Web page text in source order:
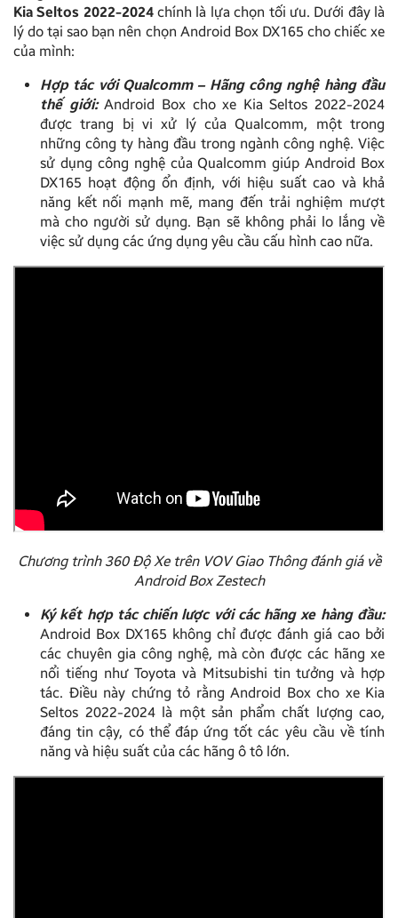
Kia Seltos 2022-2024chính là lựa chọn tối ưu. Dưới đây là
lý do tại sao bạn nên chọn Android Box DX165 cho chiếc xe
của mình:
Hợp tác với Qualcomm – Hãng công nghệ hàng đầu
thế giới: Android Box cho xe Kia Seltos 2022-2024
được trang bị vi xử lý của Qualcomm, một trong
những công ty hàng đầu trong ngành công nghệ. Việc
sử dụng công nghệ của Qualcomm giúp Android Box
DX165 hoạt động ổn định, với hiệu suất cao và khả
năng kết nối mạnh mẽ, mang đến trải nghiệm mượt
mà cho người sử dụng. Bạn sẽ không phải lo lắng về
việc sử dụng các ứng dụng yêu cầu cấu hình cao nữa.
Chương trình 360 Độ Xe trên VOV Giao Thông đánh giá về
Android Box Zestech
Ký kết hợp tác chiến lược với các hãng xe hàng đầu:
Android Box DX165 không chỉ được đánh giá cao bởi
các chuyên gia công nghệ, mà còn được các hãng xe
nổi tiếng như Toyota và Mitsubishi tin tưởng và hợp
tác. Điều này chứng tỏ rằng Android Box cho xe Kia
Seltos 2022-2024 là một sản phẩm chất lượng cao,
đáng tin cậy, có thể đáp ứng tốt các yêu cầu về tính
năng và hiệu suất của các hãng ô tô lớn.